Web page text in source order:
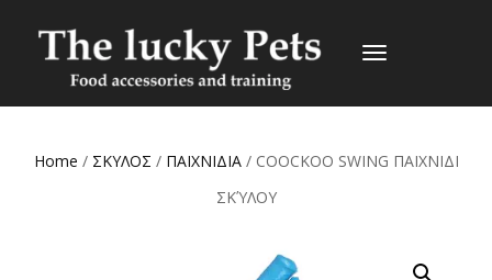
TOGGLE
Home / ΣΚΥΛΟΣ / ΠΑΙΧΝΙΔΙΑ/ COOCKOO SWING ΠΑΙΧΝΙΔΙ
ΣΚΎΛΟΥ